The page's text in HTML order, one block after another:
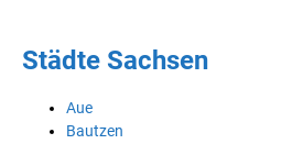
Städte Sachsen
Aue
Bautzen